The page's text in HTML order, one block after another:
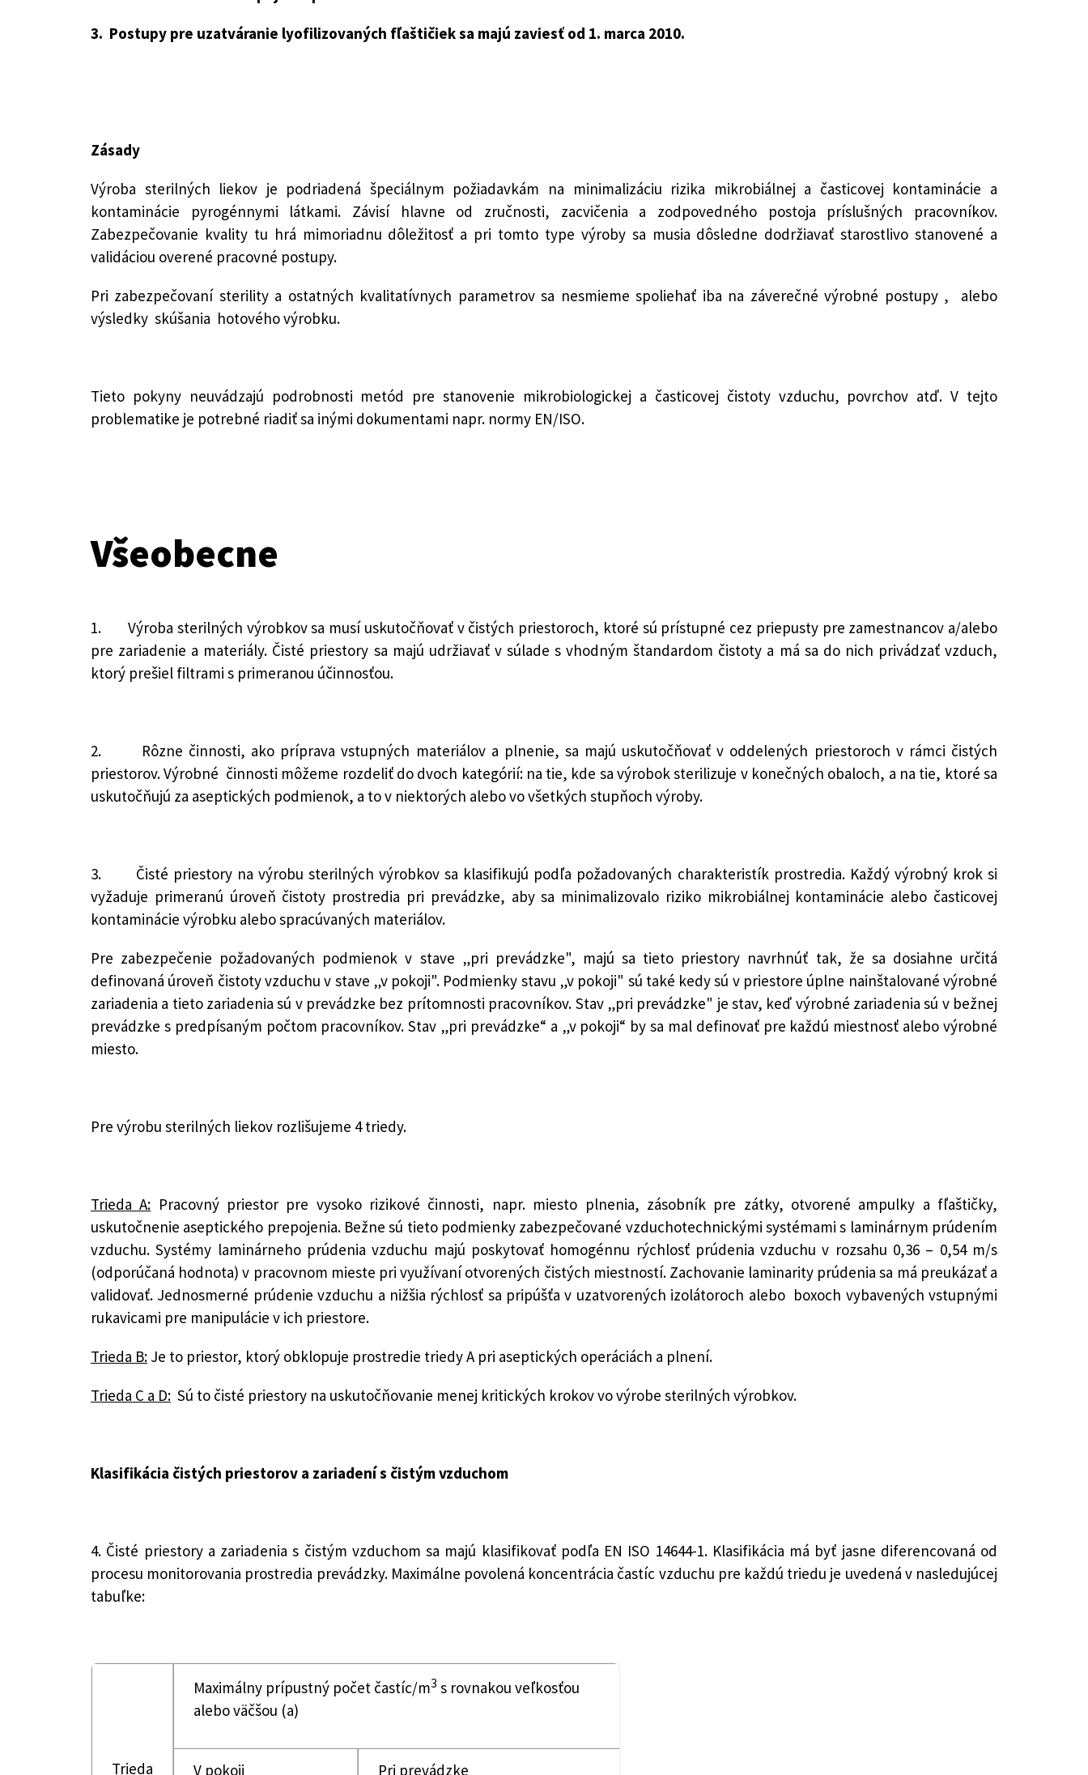
3. Postupy pre uzatváranie lyofilizovaných fľaštičiek sa majú zaviesť od 1. marca 2010.
Zásady
Výroba sterilných liekov je podriadená špeciálnym požiadavkám na minimalizáciu rizika mikrobiálnej a časticovej kontaminácie a
kontaminácie pyrogénnymi látkami. Závisí hlavne od zručnosti, zacvičenia a zodpovedného postoja príslušných pracovníkov.
Zabezpečovanie kvality tu hrá mimoriadnu dôležitosť a pri tomto type výroby sa musia dôsledne dodržiavať starostlivo stanovené a
validáciou overené pracovné postupy.
Pri zabezpečovaní sterility a ostatných kvalitatívnych parametrov sa nesmieme spoliehať iba na záverečné výrobné postupy , alebo
výsledky skúšania hotového výrobku.
Tieto pokyny neuvádzajú podrobnosti metód pre stanovenie mikrobiologickej a časticovej čistoty vzduchu, povrchov atď. V tejto
problematike je potrebné riadiť sa inými dokumentami napr. normy EN/ISO.
Všeobecne
1. Výroba sterilných výrobkov sa musí uskutočňovať v čistých priestoroch, ktoré sú prístupné cez priepusty pre zamestnancov a/alebo
pre zariadenie a materiály. Čisté priestory sa majú udržiavať v súlade s vhodným štandardom čistoty a má sa do nich privádzať vzduch,
ktorý prešiel filtrami s primeranou účinnosťou.
2. Rôzne činnosti, ako príprava vstupných materiálov a plnenie, sa majú uskutočňovať v oddelených priestoroch v rámci čistých
priestorov. Výrobné činnosti môžeme rozdeliť do dvoch kategórií: na tie, kde sa výrobok sterilizuje v konečných obaloch, a na tie, ktoré sa
uskutočňujú za aseptických podmienok, a to v niektorých alebo vo všetkých stupňoch výroby.
3. Čisté priestory na výrobu sterilných výrobkov sa klasifikujú podľa požadovaných charakteristík prostredia. Každý výrobný krok si
vyžaduje primeranú úroveň čistoty prostredia pri prevádzke, aby sa minimalizovalo riziko mikrobiálnej kontaminácie alebo časticovej
kontaminácie výrobku alebo spracúvaných materiálov.
Pre zabezpečenie požadovaných podmienok v stave „pri prevádzke", majú sa tieto priestory navrhnúť tak, že sa dosiahne určitá
definovaná úroveň čistoty vzduchu v stave „v pokoji". Podmienky stavu „v pokoji" sú také kedy sú v priestore úplne nainštalované výrobné
zariadenia a tieto zariadenia sú v prevádzke bez prítomnosti pracovníkov. Stav „pri prevádzke" je stav, keď výrobné zariadenia sú v bežnej
prevádzke s predpísaným počtom pracovníkov. Stav „pri prevádzke“ a „v pokoji“ by sa mal definovať pre každú miestnosť alebo výrobné
miesto.
Pre výrobu sterilných liekov rozlišujeme 4 triedy.
Trieda A: Pracovný priestor pre vysoko rizikové činnosti, napr. miesto plnenia, zásobník pre zátky, otvorené ampulky a fľaštičky,
uskutočnenie aseptického prepojenia. Bežne sú tieto podmienky zabezpečované vzduchotechnickými systémami s laminárnym prúdením
vzduchu. Systémy laminárneho prúdenia vzduchu majú poskytovať homogénnu rýchlosť prúdenia vzduchu v rozsahu 0,36 – 0,54 m/s
(odporúčaná hodnota) v pracovnom mieste pri využívaní otvorených čistých miestností. Zachovanie laminarity prúdenia sa má preukázať a
validovať. Jednosmerné prúdenie vzduchu a nižšia rýchlosť sa pripúšťa v uzatvorených izolátoroch alebo boxoch vybavených vstupnými
rukavicami pre manipulácie v ich priestore.
Trieda B: Je to priestor, ktorý obklopuje prostredie triedy A pri aseptických operáciách a plnení.
Trieda C a D: Sú to čisté priestory na uskutočňovanie menej kritických krokov vo výrobe sterilných výrobkov.
Klasifikácia čistých priestorov a zariadení s čistým vzduchom
4. Čisté priestory a zariadenia s čistým vzduchom sa majú klasifikovať podľa EN ISO 14644-1. Klasifikácia má byť jasne diferencovaná od
procesu monitorovania prostredia prevádzky. Maximálne povolená koncentrácia častíc vzduchu pre každú triedu je uvedená v nasledujúcej
tabuľke:
Trieda
Maximálny prípustný počet častíc/m3 s rovnakou veľkosťou
alebo väčšou (a)
V pokoji Pri prevádzke